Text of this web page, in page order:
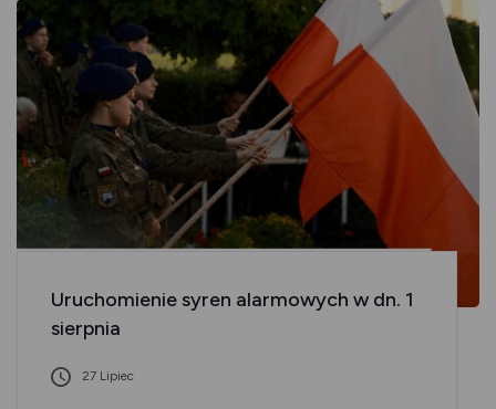
Uruchomienie syren alarmowych w dn. 1
sierpnia
27 Lipiec